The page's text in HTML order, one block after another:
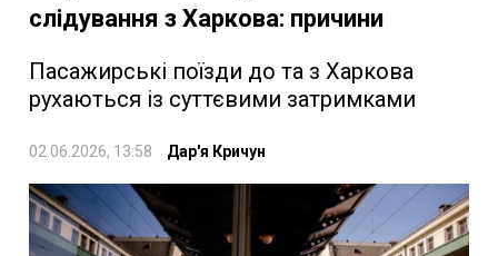
слідування з Харкова: причини
Пасажирські поїзди до та з Харкова
рухаються із суттєвими затримками
02.06.2026, 13:58 Дар'я Кричун